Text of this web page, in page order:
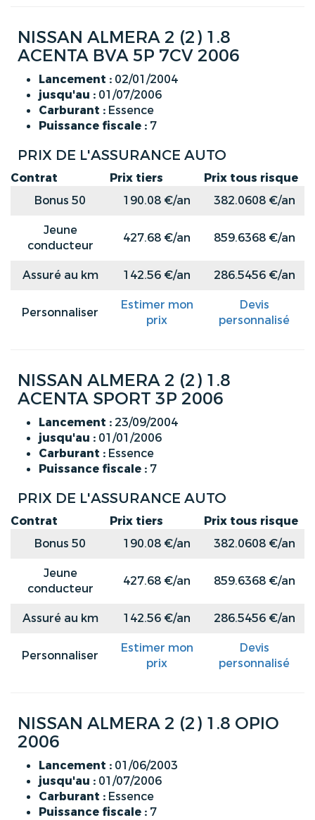
NISSAN ALMERA 2 (2) 1.8
ACENTA BVA 5P 7CV 2006
Lancement : 02/01/2004
jusqu'au : 01/07/2006
Carburant : Essence
Puissance fiscale : 7
PRIX DE L'ASSURANCE AUTO
Contrat Prix tiers
Prix tous risque
Bonus 50
190.08 €/an
382.0608 €/an
Jeune
conducteur
427.68 €/an 859.6368 €/an
Assuré au km 142.56 €/an 286.5456 €/an
Personnaliser
Estimer mon
prix
Devis
personnalisé
NISSAN ALMERA 2 (2) 1.8
ACENTA SPORT 3P 2006
Lancement : 23/09/2004
jusqu'au : 01/01/2006
Carburant : Essence
Puissance fiscale : 7
PRIX DE L'ASSURANCE AUTO
Contrat Prix tiers
Prix tous risque
Bonus 50
190.08 €/an
382.0608 €/an
Jeune
conducteur
427.68 €/an 859.6368 €/an
Assuré au km 142.56 €/an 286.5456 €/an
Personnaliser
Estimer mon
prix
Devis
personnalisé
NISSAN ALMERA 2 (2) 1.8 OPIO
2006
Lancement : 01/06/2003
jusqu'au : 01/07/2006
Carburant : Essence
Puissance fiscale : 7